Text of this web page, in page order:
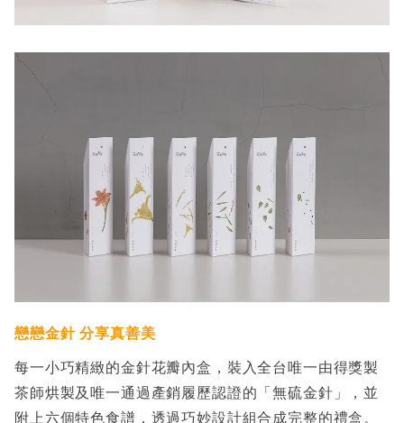
戀戀金針 分享真善美
每一小巧精緻的金針花瓣內盒，裝入全台唯一由得獎製
茶師烘製及唯一通過產銷履歷認證的「無硫金針」，並
附上六個特色食譜，透過巧妙設計組合成完整的禮盒。